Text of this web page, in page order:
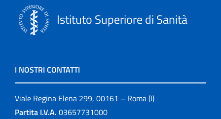
Istituto Superiore di Sanità
I NOSTRI CONTATTI
Viale Regina Elena 299, 00161 – Roma (I)
Partita I.V.A. 03657731000